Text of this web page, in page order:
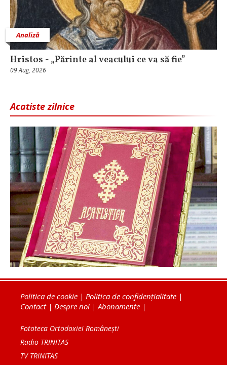
Analiză
Hristos - „Părinte al veacului ce va să fie”
09 Aug, 2026
Acatiste zilnice
Politica de cookie | Politica de confidențialitate |
Contact| Despre noi | Abonamente |
Fototeca Ortodoxiei Românești
Radio TRINITAS
TV TRINITAS